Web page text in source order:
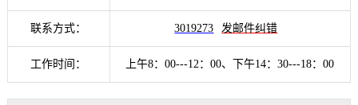
联系方式： 3019273 发邮件纠错
工作时间： 上午8：00---12：00、下午14：30---18：00